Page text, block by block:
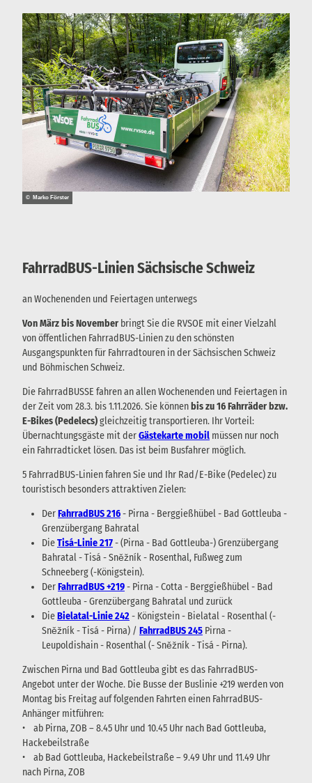
FahrradBUS-Linien Sächsische Schweiz
an Wochenenden und Feiertagen unterwegs
Von März bis November bringt Sie die RVSOE mit einer Vielzahl
von öffentlichen FahrradBUS-Linien zu den schönsten
Ausgangspunkten für Fahrradtouren in der Sächsischen Schweiz
und Böhmischen Schweiz.
Die FahrradBUSSE fahren an allen Wochenenden und Feiertagen in
der Zeit vom 28.3. bis 1.11.2026. Sie können bis zu 16 Fahrräder bzw.
E-Bikes (Pedelecs)gleichzeitig transportieren. Ihr Vorteil:
Übernachtungsgäste mit derGästekarte mobil müssen nur noch
ein Fahrradticket lösen. Das ist beim Busfahrer möglich.
5 FahrradBUS-Linien fahren Sie und Ihr Rad/E-Bike (Pedelec) zu
touristisch besonders attraktiven Zielen:
DerFahrradBUS 216- Pirna - Berggießhübel - Bad Gottleuba -
Grenzübergang Bahratal
DieTisá-Linie 217- (Pirna - Bad Gottleuba-) Grenzübergang
Bahratal - Tisá - Sněžník - Rosenthal, Fußweg zum
Schneeberg (-Königstein).
DerFahrradBUS +219- Pirna - Cotta - Berggießhübel - Bad
Gottleuba - Grenzübergang Bahratal und zurück
DieBielatal-Linie 242 - Königstein - Bielatal - Rosenthal (-
Sněžník - Tisá - Pirna) / FahrradBUS 245 Pirna -
Leupoldishain - Rosenthal (- Sněžník - Tisá - Pirna).
Zwischen Pirna und Bad Gottleuba gibt es das FahrradBUS-
Angebot unter der Woche. Die Busse der Buslinie +219 werden von
Montag bis Freitag auf folgenden Fahrten einen FahrradBUS-
Anhänger mitführen:
• ab Pirna, ZOB – 8.45 Uhr und 10.45 Uhr nach Bad Gottleuba,
Hackebeilstraße
• ab Bad Gottleuba, Hackebeilstraße – 9.49 Uhr und 11.49 Uhr
nach Pirna, ZOB
© Marko Förster